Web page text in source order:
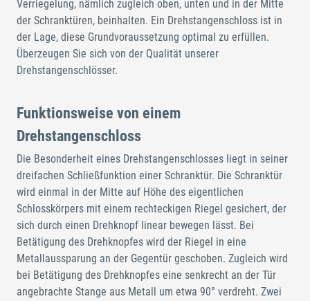
Verriegelung, nämlich zugleich oben, unten und in der Mitte
der Schranktüren, beinhalten. Ein Drehstangenschloss ist in
der Lage, diese Grundvoraussetzung optimal zu erfüllen.
Überzeugen Sie sich von der Qualität unserer
Drehstangenschlösser.
Funktionsweise von einem
Drehstangenschloss
Die Besonderheit eines Drehstangenschlosses liegt in seiner
dreifachen Schließfunktion einer Schranktür. Die Schranktür
wird einmal in der Mitte auf Höhe des eigentlichen
Schlosskörpers mit einem rechteckigen Riegel gesichert, der
sich durch einen Drehknopf linear bewegen lässt. Bei
Betätigung des Drehknopfes wird der Riegel in eine
Metallaussparung an der Gegentür geschoben. Zugleich wird
bei Betätigung des Drehknopfes eine senkrecht an der Tür
angebrachte Stange aus Metall um etwa 90° verdreht. Zwei